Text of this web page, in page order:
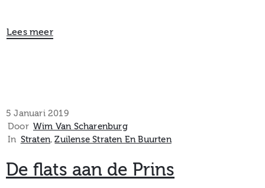
Lees meer
5 Januari 2019
Door Wim Van Scharenburg
In Straten‚Zuilense Straten En Buurten
De flats aan de Prins